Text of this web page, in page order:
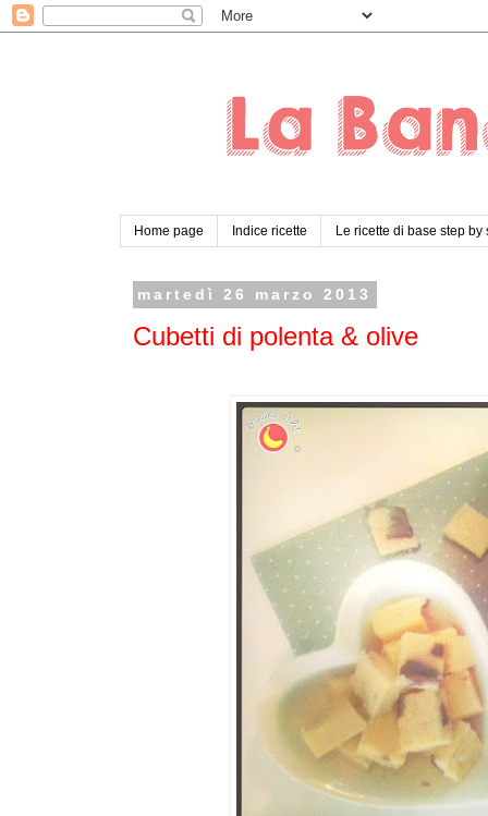
Home page Indice ricette Le ricette di base step by
martedì 26 marzo 2013
Cubetti di polenta & olive